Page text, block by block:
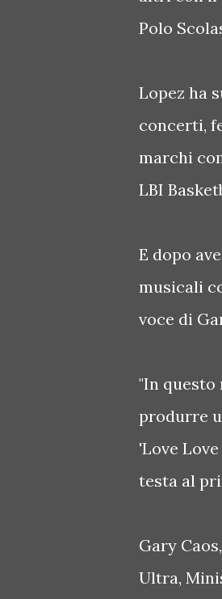
Polo
Lopez ha
concerti,
marchi
LBI
E dopo
musicali
voce di
"In
produrre
'Love
testa al
Gary
Ultra,